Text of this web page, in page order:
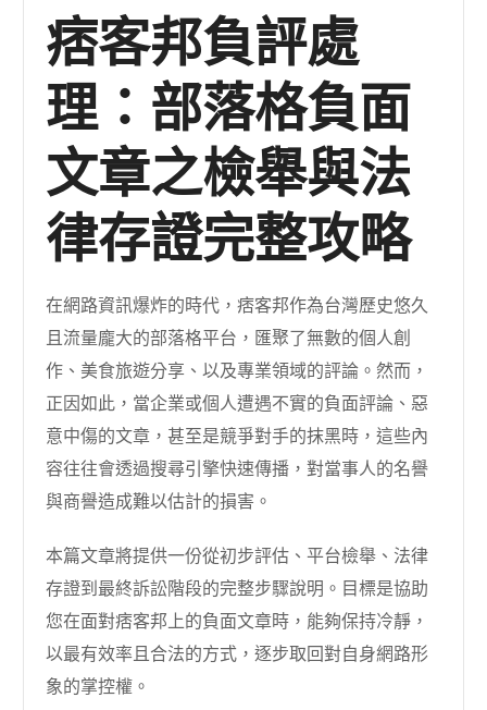
痞客邦負評處
理：部落格負面
文章之檢舉與法
律存證完整攻略
在網路資訊爆炸的時代，痞客邦作為台灣歷史悠久
且流量龐大的部落格平台，匯聚了無數的個人創
作、美食旅遊分享、以及專業領域的評論。然而，
正因如此，當企業或個人遭遇不實的負面評論、惡
意中傷的文章，甚至是競爭對手的抹黑時，這些內
容往往會透過搜尋引擎快速傳播，對當事人的名譽
與商譽造成難以估計的損害。
本篇文章將提供一份從初步評估、平台檢舉、法律
存證到最終訴訟階段的完整步驟說明。目標是協助
您在面對痞客邦上的負面文章時，能夠保持冷靜，
以最有效率且合法的方式，逐步取回對自身網路形
象的掌控權。